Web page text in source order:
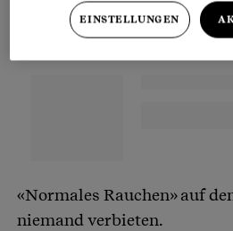
«Normales Rauchen» auf
niemand verbieten.
EINSTELLUNGEN